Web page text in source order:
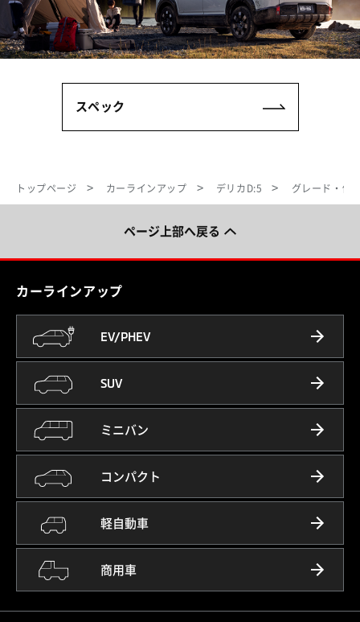
スペック
トップページ カーラインアップ デリカD:5 グレード・価
ページ上部へ戻る
カーラインアップ
EV/PHEV
SUV
ミニバン
コンパクト
軽自動車
商用車